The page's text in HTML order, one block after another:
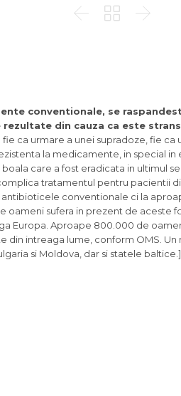
  
conventionale, se
din cauza ca este
ca urmare a unei supradoze, fie ca
la medicamente, in special in
boala care a fost eradicata in ultimul
tratamentul pentru pacientii
conventionale ci la
oameni sufera in prezent de aceste
Europa. Aproape 800.000 de
intreaga lume, conform OMS. Un
si Moldova, dar si statele